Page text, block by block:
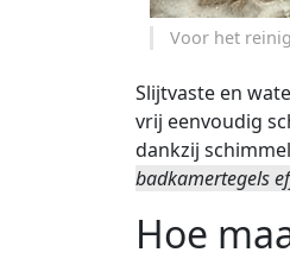
Voor het
Slijtvaste en
vrij eenvoudig
dankzij
badkamertegels
Hoe